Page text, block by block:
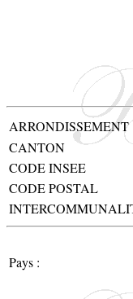
ARRONDISSEMENT
CANTON
CODE INSEE
CODE POSTAL
Pays :